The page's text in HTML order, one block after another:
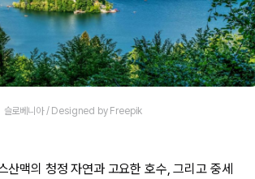
슬로베니아 / Designed by Freepik
산맥의 청정 자연과 고요한 호수, 그리고 중세